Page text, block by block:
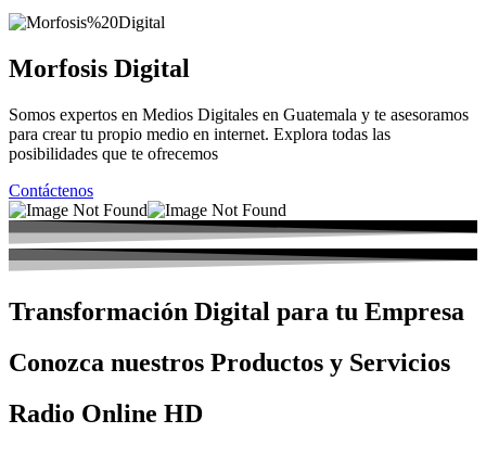
Morfosis Digital
Somos expertos en Medios Digitales en Guatemala y te asesoramos
para crear tu propio medio en internet. Explora todas las
posibilidades que te ofrecemos
Contáctenos
Transformación Digital para tu Empresa
Conozca nuestros Productos y Servicios
Radio Online HD